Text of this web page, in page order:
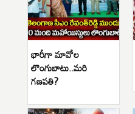
భారీగా మావోల
లొంగుబాటు..మరి
గణపతి?